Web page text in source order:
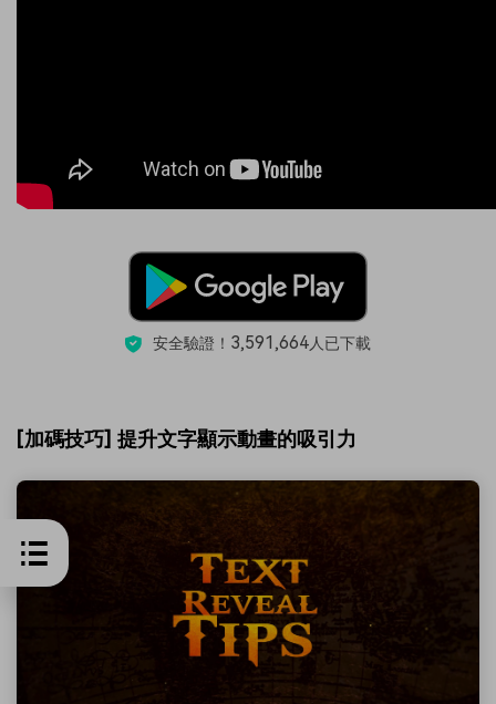
安全驗證！ 3,591,664人已下載
[加碼技巧] 提升文字顯示動畫的吸引力